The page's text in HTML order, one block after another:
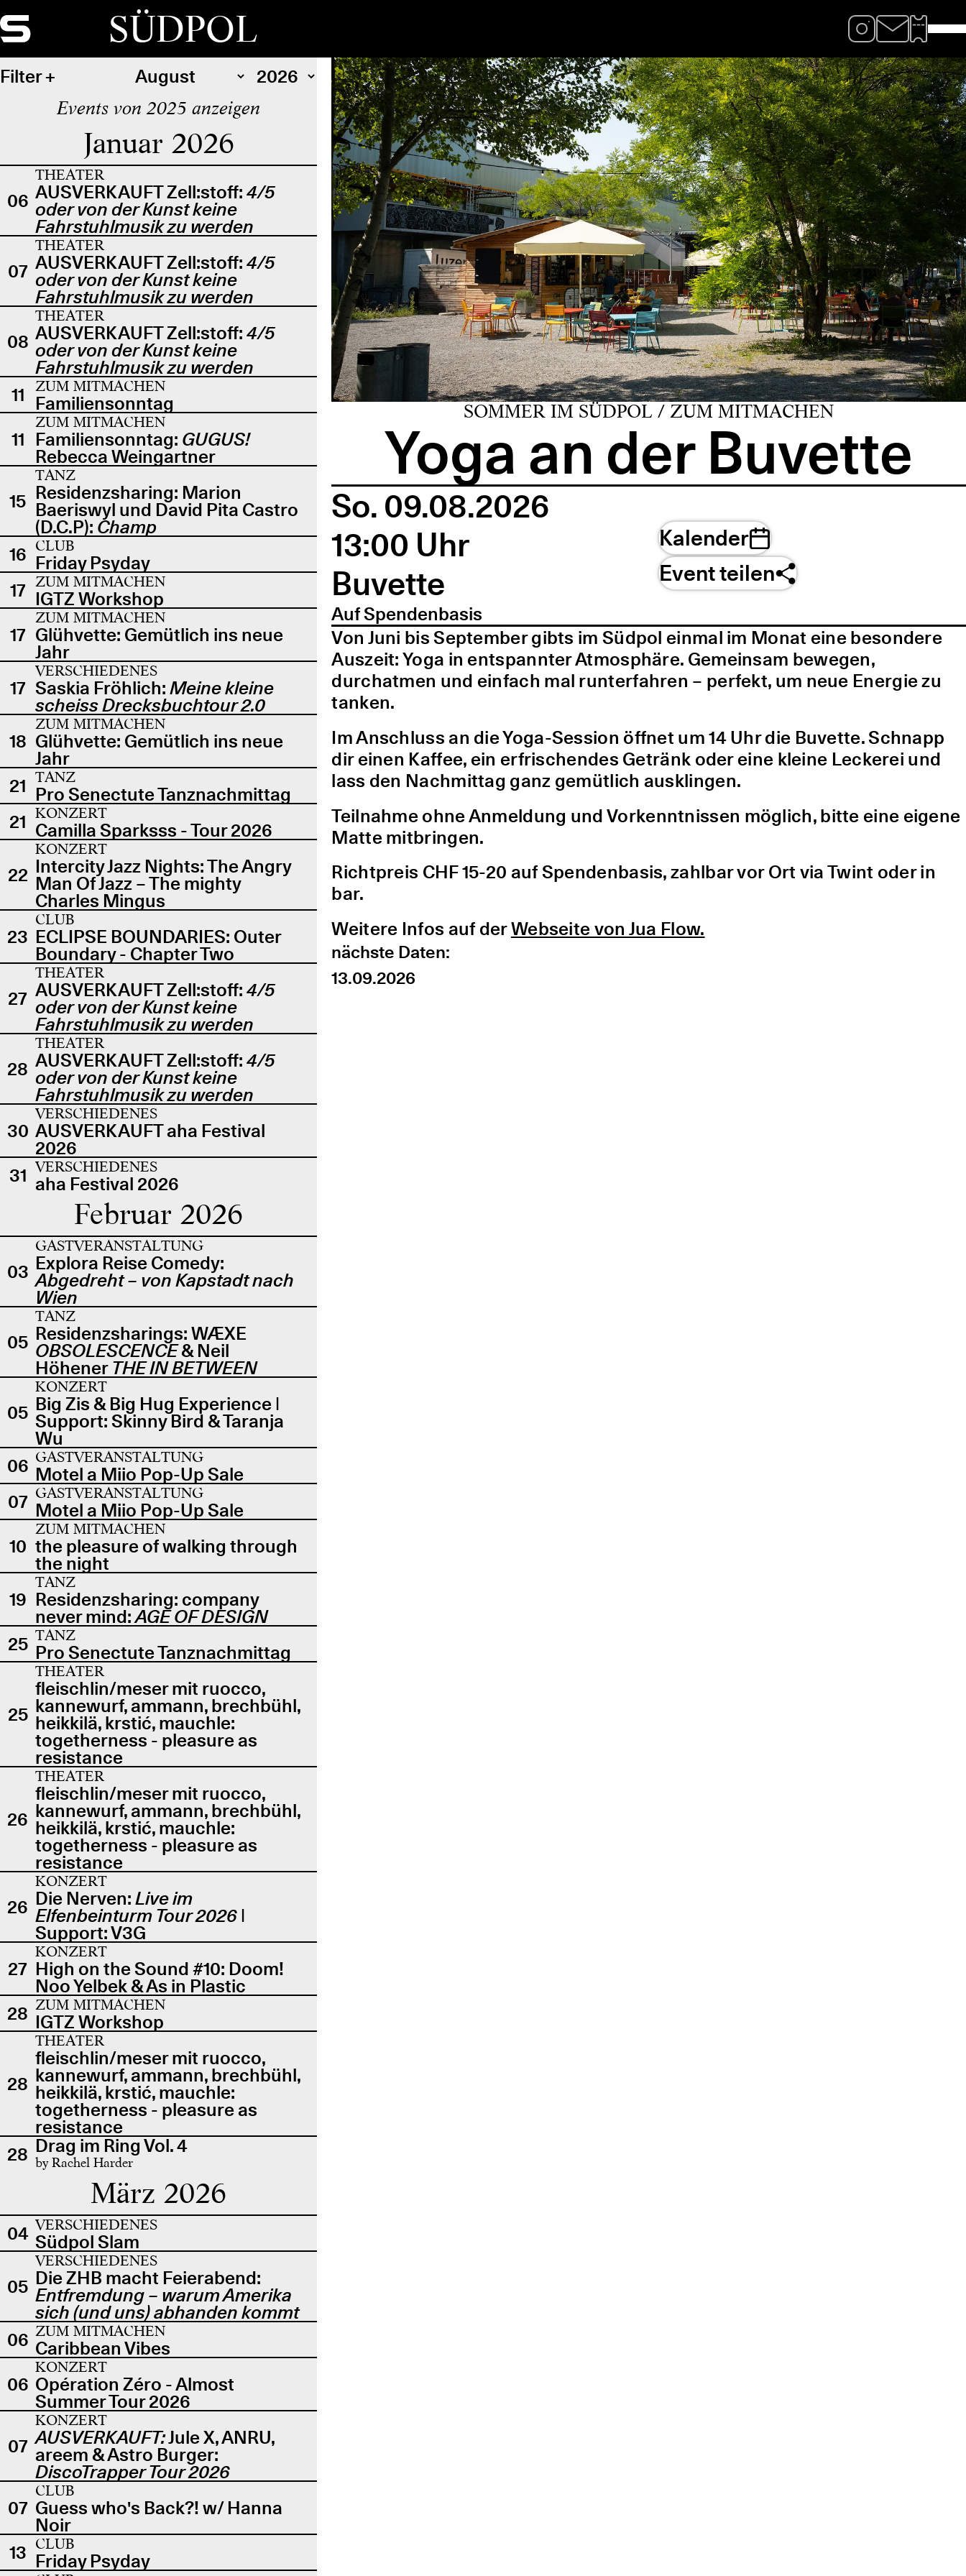
SÜDPOL
Filter
Events von 2025 anzeigen
Januar 2026
06
THEATER
AUSVERKAUFT Zell:stoff: 4/5
oder von der Kunst keine
Fahrstuhlmusik zu werden
07
THEATER
AUSVERKAUFT Zell:stoff: 4/5
oder von der Kunst keine
Fahrstuhlmusik zu werden
08
THEATER
AUSVERKAUFT Zell:stoff: 4/5
oder von der Kunst keine
Fahrstuhlmusik zu werden
11
ZUM MITMACHEN
Familiensonntag
11
ZUM MITMACHEN
Familiensonntag: GUGUS!
Rebecca Weingartner
15
TANZ
Residenzsharing: Marion
Baeriswyl und David Pita Castro
(D.C.P): Champ
16 CLUB
Friday Psyday
17 ZUM MITMACHEN
IGTZ Workshop
17
ZUM MITMACHEN
Glühvette: Gemütlich ins neue
Jahr
17
VERSCHIEDENES
Saskia Fröhlich: Meine kleine
scheiss Drecksbuchtour 2.0
18
ZUM MITMACHEN
Glühvette: Gemütlich ins neue
Jahr
21 TANZ
Pro Senectute Tanznachmittag
21 KONZERT
Camilla Sparksss - Tour 2026
22
KONZERT
Intercity Jazz Nights: The Angry
Man Of Jazz – The mighty
Charles Mingus
23
CLUB
ECLIPSE BOUNDARIES: Outer
Boundary - Chapter Two
27
THEATER
AUSVERKAUFT Zell:stoff: 4/5
oder von der Kunst keine
Fahrstuhlmusik zu werden
28
THEATER
AUSVERKAUFT Zell:stoff: 4/5
oder von der Kunst keine
Fahrstuhlmusik zu werden
30
VERSCHIEDENES
AUSVERKAUFT aha Festival
2026
31 VERSCHIEDENES
aha Festival 2026
Februar 2026
03
GASTVERANSTALTUNG
Explora Reise Comedy:
Abgedreht – von Kapstadt nach
Wien
05
TANZ
Residenzsharings: WÆXE
OBSOLESCENCE& Neil
Höhener THE IN BETWEEN
05
KONZERT
Big Zis & Big Hug Experience |
Support: Skinny Bird & Taranja
Wu
06 GASTVERANSTALTUNG
Motel a Miio Pop-Up Sale
07 GASTVERANSTALTUNG
Motel a Miio Pop-Up Sale
10
ZUM MITMACHEN
the pleasure of walking through
the night
19
TANZ
Residenzsharing: company
never mind:AGE OF DESIGN
25 TANZ
Pro Senectute Tanznachmittag
25
THEATER
fleischlin/meser mit ruocco,
kannewurf, ammann, brechbühl,
heikkilä, krstić, mauchle:
togetherness - pleasure as
resistance
26
THEATER
fleischlin/meser mit ruocco,
kannewurf, ammann, brechbühl,
heikkilä, krstić, mauchle:
togetherness - pleasure as
resistance
26
KONZERT
Die Nerven:Live im
Elfenbeinturm Tour 2026 |
Support: V3G
27
KONZERT
High on the Sound #10: Doom!
Noo Yelbek & As in Plastic
28 ZUM MITMACHEN
IGTZ Workshop
28
THEATER
fleischlin/meser mit ruocco,
kannewurf, ammann, brechbühl,
heikkilä, krstić, mauchle:
togetherness - pleasure as
resistance
28 Drag im Ring Vol. 4
by Rachel Harder
März 2026
04 VERSCHIEDENES
Südpol Slam
05
VERSCHIEDENES
Die ZHB macht Feierabend:
Entfremdung – warum Amerika
sich (und uns) abhanden kommt
06 ZUM MITMACHEN
Caribbean Vibes
06
KONZERT
Opération Zéro - Almost
Summer Tour 2026
07
KONZERT
AUSVERKAUFT:Jule X, ANRU,
areem & Astro Burger:
DiscoTrapper Tour 2026
07
CLUB
Guess who's Back?! w/ Hanna
Noir
13 CLUB
Friday Psyday
SOMMER IM SÜDPOL / ZUM MITMACHEN
Yoga an der Buvette
So. 09.08.2026
13:00 Uhr
Buvette
Auf Spendenbasis
Kalender
Event teilen
Von Juni bis September gibts im Südpol einmal im Monat eine besondere
Auszeit: Yoga in entspannter Atmosphäre. Gemeinsam bewegen,
durchatmen und einfach mal runterfahren – perfekt, um neue Energie zu
tanken.
Im Anschluss an die Yoga-Session öffnet um 14 Uhr die Buvette. Schnapp
dir einen Kaffee, ein erfrischendes Getränk oder eine kleine Leckerei und
lass den Nachmittag ganz gemütlich ausklingen.
Teilnahme ohne Anmeldung und Vorkenntnissen möglich, bitte eine eigene
Matte mitbringen.
Richtpreis CHF 15-20 auf Spendenbasis, zahlbar vor Ort via Twint oder in
bar.
Weitere Infos auf derWebseite von Jua Flow.
nächste Daten:
13.09.2026